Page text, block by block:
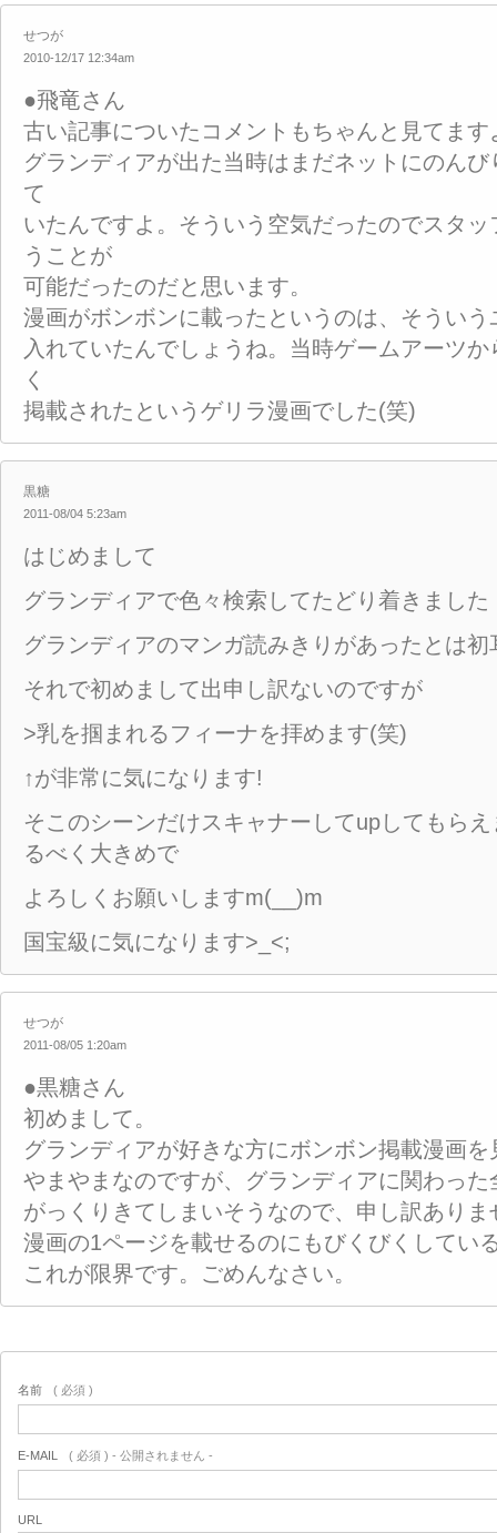
せつが
2010-12/17 12:34am
●飛竜さん
古い記事についたコメントもちゃんと見てます
グランディアが出た当時はまだネットにのん
て
いたんですよ。そういう空気だったのでスタ
うことが
可能だったのだと思います。
漫画がボンボンに載ったというのは、そうい
入れていたんでしょうね。当時ゲームアーツ
く
掲載されたというゲリラ漫画でした(笑)
黒糖
2011-08/04 5:23am
はじめまして
グランディアで色々検索してたどり着きました
グランディアのマンガ読みきりがあったとは初
それで初めまして出申し訳ないのですが
>乳を掴まれるフィーナを拝めます(笑)
↑が非常に気になります!
そこのシーンだけスキャナーしてupしてもら
るべく大きめで
よろしくお願いしますm(__)m
国宝級に気になります>_<;
せつが
2011-08/05 1:20am
●黒糖さん
初めまして。
グランディアが好きな方にボンボン掲載漫画を
やまやまなのですが、グランディアに関わっ
がっくりきてしまいそうなので、申し訳あり
漫画の1ページを載せるのにもびくびくして
これが限界です。ごめんなさい。
名前 ( 必須 )
E-MAIL ( 必須 ) - 公開されません -
URL